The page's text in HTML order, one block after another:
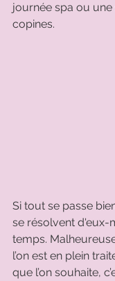
journée spa ou une
copines.
Si tout se passe
se résolvent d'eux-
temps.
l’on est en plein
que l’on souhaite,